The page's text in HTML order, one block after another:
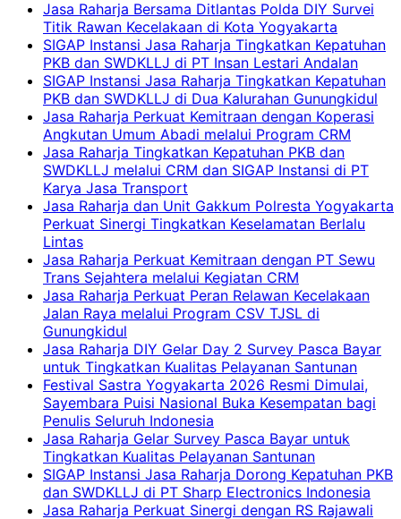
Jasa Raharja Bersama Ditlantas Polda DIY Survei
Titik Rawan Kecelakaan di Kota Yogyakarta
SIGAP Instansi Jasa Raharja Tingkatkan Kepatuhan
PKB dan SWDKLLJ di PT Insan Lestari Andalan
SIGAP Instansi Jasa Raharja Tingkatkan Kepatuhan
PKB dan SWDKLLJ di Dua Kalurahan Gunungkidul
Jasa Raharja Perkuat Kemitraan dengan Koperasi
Angkutan Umum Abadi melalui Program CRM
Jasa Raharja Tingkatkan Kepatuhan PKB dan
SWDKLLJ melalui CRM dan SIGAP Instansi di PT
Karya Jasa Transport
Jasa Raharja dan Unit Gakkum Polresta Yogyakarta
Perkuat Sinergi Tingkatkan Keselamatan Berlalu
Lintas
Jasa Raharja Perkuat Kemitraan dengan PT Sewu
Trans Sejahtera melalui Kegiatan CRM
Jasa Raharja Perkuat Peran Relawan Kecelakaan
Jalan Raya melalui Program CSV TJSL di
Gunungkidul
Jasa Raharja DIY Gelar Day 2 Survey Pasca Bayar
untuk Tingkatkan Kualitas Pelayanan Santunan
Festival Sastra Yogyakarta 2026 Resmi Dimulai,
Sayembara Puisi Nasional Buka Kesempatan bagi
Penulis Seluruh Indonesia
Jasa Raharja Gelar Survey Pasca Bayar untuk
Tingkatkan Kualitas Pelayanan Santunan
SIGAP Instansi Jasa Raharja Dorong Kepatuhan PKB
dan SWDKLLJ di PT Sharp Electronics Indonesia
Jasa Raharja Perkuat Sinergi dengan RS Rajawali